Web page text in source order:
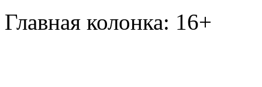
Главная колонка: 16+